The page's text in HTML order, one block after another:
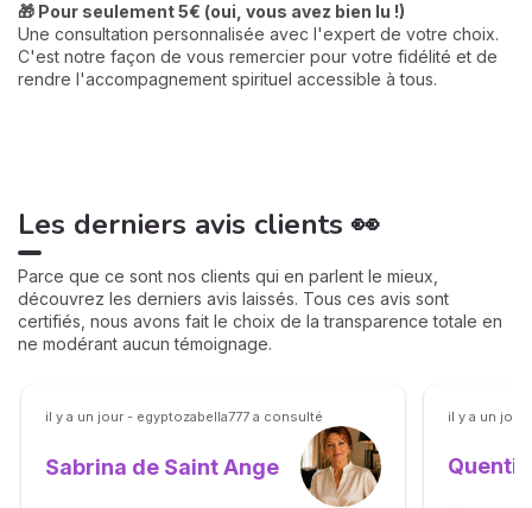
🎁 Pour seulement 5€ (oui, vous avez bien lu !)
Une consultation personnalisée avec l'expert de votre choix.
C'est notre façon de vous remercier pour votre fidélité et de
rendre l'accompagnement spirituel accessible à tous.
Les derniers avis clients 👀
Parce que ce sont nos clients qui en parlent le mieux,
découvrez les derniers avis laissés. Tous ces avis sont
certifiés, nous avons fait le choix de la transparence totale en
ne modérant aucun témoignage.
il y a un jour - egyptozabella777 a consulté
Sabrina de Saint Ange
il y a un